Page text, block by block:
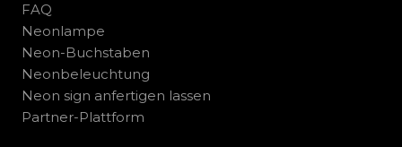
FAQ
Neonlampe
Neon-Buchstaben
Neonbeleuchtung
Neon sign anfertigen lassen
Partner-Plattform